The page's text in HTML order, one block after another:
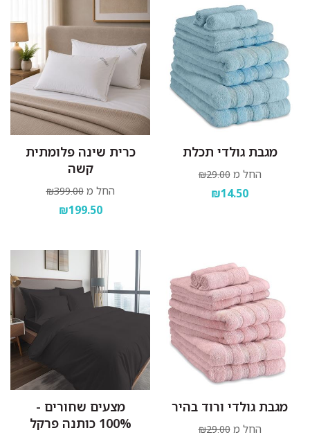
מגבת גולדי תכלת
החל מ ₪29.00
₪14.50
כרית שינה פלומתית
קשה
החל מ ₪399.00
₪199.50
מגבת גולדי ורוד בהיר
החל מ ₪29.00
מצעים שחורים -
100% כותנה פרקל